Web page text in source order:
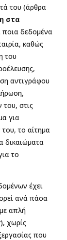
του (άρθρα
στα
ποια δεδομένα
καθώς
του
αντιγράφου
στις
για
το αίτημα
δικαιώματα
το
έχει
ανά πάσα
απλή
), χωρίς
που